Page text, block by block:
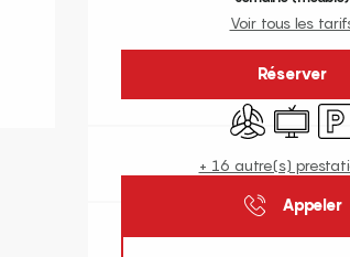
Voir tous les
Réserver
Air conditionné
Télévision
+ 16 autre(s)
Appeler